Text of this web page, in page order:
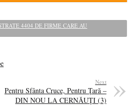
4404 DE FIRME CARE AU
Next
Pentru Sfânta Cruce, Pentru Țară –
DIN NOU LA CERNĂUŢI (3)